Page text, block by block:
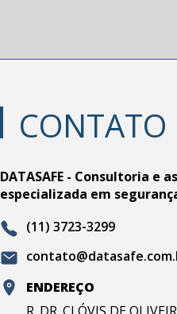
CONTATO
DATASAFE - Consultoria e
especializada em
(11) 3723-3299
ENDEREÇO
R. DR. CLÓVIS DE